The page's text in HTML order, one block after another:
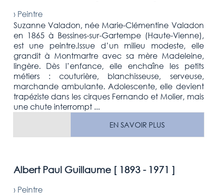
› Peintre
Suzanne Valadon, née Marie-Clémentine Valadon
en 1865 à Bessines-sur-Gartempe (Haute-Vienne),
est une peintre.Issue d’un milieu modeste, elle
grandit à Montmartre avec sa mère Madeleine,
lingère. Dès l’enfance, elle enchaîne les petits
métiers : couturière, blanchisseuse, serveuse,
marchande ambulante. Adolescente, elle devient
trapéziste dans les cirques Fernando et Molier, mais
une chute interrompt ...
EN SAVOIR PLUS
Albert Paul Guillaume [ 1893 - 1971 ]
› Peintre